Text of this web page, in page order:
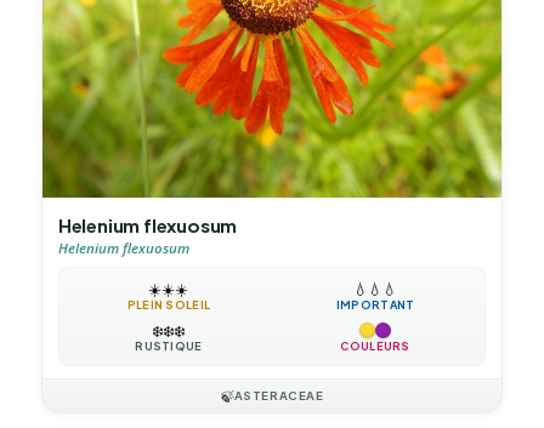
Helenium flexuosum
Helenium flexuosum
☀️☀️☀️
PLEIN SOLEIL
💧 💧 💧
IMPORTANT
❄️❄️❄️
RUSTIQUE COULEURS
🍃ASTERACEAE